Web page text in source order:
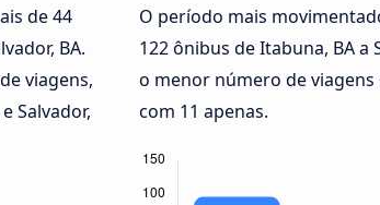
de 44
BA.
viagens,
Salvador,
O período mais
122 ônibus de Itabuna, BA a
o menor número de viagens
com 11 apenas.